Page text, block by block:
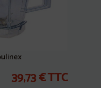
39,73€TTC